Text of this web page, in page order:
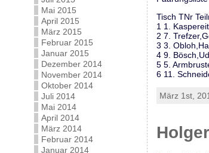
Mai 2015
April 2015
März 2015
Februar 2015
Januar 2015
Dezember 2014
November 2014
Oktober 2014
Juli 2014
Mai 2014
April 2014
März 2014
Februar 2014
Januar 2014
Tisch TNr
1 1.
2 7.
3 3.
4 9.
5 5.
6 11.
März 1st,